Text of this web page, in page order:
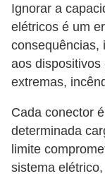
Ignorar a
elétricos é um
consequências,
aos
extremas,
Cada conector
determinada
limite
sistema
n
s
t
r
m
e
n